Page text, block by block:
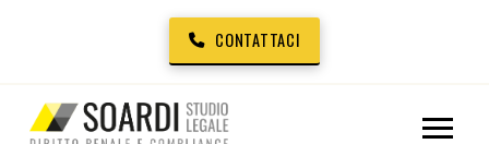
CONTATTACI